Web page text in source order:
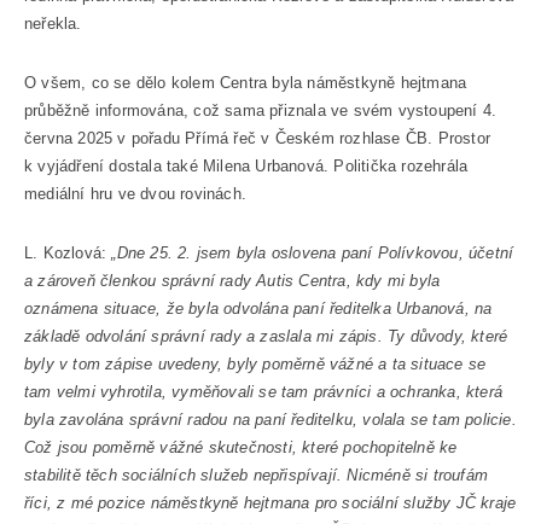
neřekla.
O všem, co se dělo kolem Centra byla náměstkyně hejtmana
průběžně informována, což sama přiznala ve svém vystoupení 4.
června 2025 v pořadu Přímá řeč v Českém rozhlase ČB. Prostor
k vyjádření dostala také Milena Urbanová. Politička rozehrála
mediální hru ve dvou rovinách.
L. Kozlová:
„Dne 25. 2. jsem byla oslovena paní Polívkovou, účetní
a zároveň členkou správní rady Autis Centra, kdy mi byla
oznámena situace, že byla odvolána paní ředitelka Urbanová, na
základě odvolání správní rady a zaslala mi zápis. Ty důvody, které
byly v tom zápise uvedeny, byly poměrně vážné a ta situace se
tam velmi vyhrotila, vyměňovali se tam právníci a ochranka, která
byla zavolána správní radou na paní ředitelku, volala se tam policie.
Což jsou poměrně vážné skutečnosti, které pochopitelně ke
stabilitě těch sociálních služeb nepřispívají. Nicméně si troufám
říci, z mé pozice náměstkyně hejtmana pro sociální služby JČ kraje